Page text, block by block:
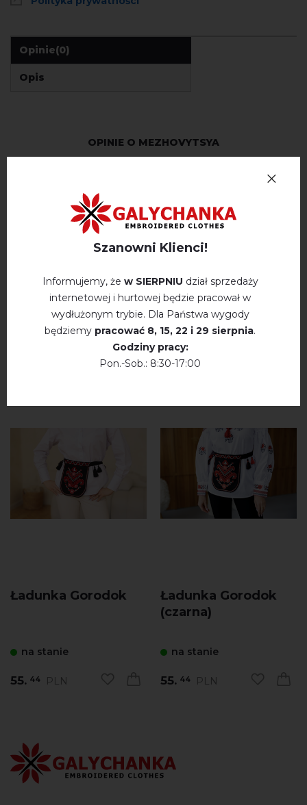
Opinie(0)
Opis
OPINIE O MEZHOVYTSYA
napisz opinie Mezhovytsya
WYSZUKAJ PODOBNE
PRODUKTY
Ładunka Gorodok
na stanie
55. 44 PLN
Ładunka Gorodok
(czarna)
na stanie
55. 44 PLN
Szanowni Klienci!
Informujemy, że w SIERPNIU dział sprzedaży
internetowej i hurtowej będzie pracował w
wydłużonym trybie. Dla Państwa wygody
będziemy pracować 8, 15, 22 і 29 sierpnia.
Godziny pracy:
Pon.-Sob.: 8:30-17:00